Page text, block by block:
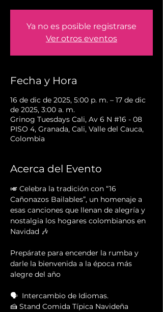
Ya no es posible registrarse
Ver otros eventos
Fecha y Hora
16 de dic de 2025, 5:00 p. m. – 17 de dic
de 2025, 3:00 a. m.
Grinog Tuesdays Cali, Av 6 N #16 - 08
PISO 4, Granada, Cali, Valle del Cauca,
Colombia
Acerca del Evento
🎺 Celebra la tradición con “16
Cañonazos Bailables”, un homenaje a
esas canciones que llenan de alegría y
nostalgia los hogares colombianos en
Navidad 🎶
Prepárate para encender la rumba y
darle la bienvenida a la época más
alegre del año
🗣  Intercambio de Idiomas.
🍰 Stand Comida Típica Navideña